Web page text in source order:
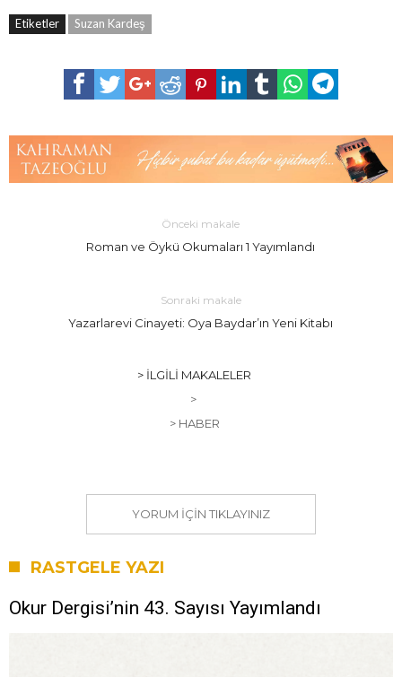
Etiketler Suzan Kardeş
Önceki makale
Roman ve Öykü Okumaları 1 Yayımlandı
Sonraki makale
Yazarlarevi Cinayeti: Oya Baydar’ın Yeni Kitabı
> İLGILI MAKALELER
>
> HABER
YORUM IÇIN TIKLAYINIZ
RASTGELE YAZI
Okur Dergisi’nin 43. Sayısı Yayımlandı